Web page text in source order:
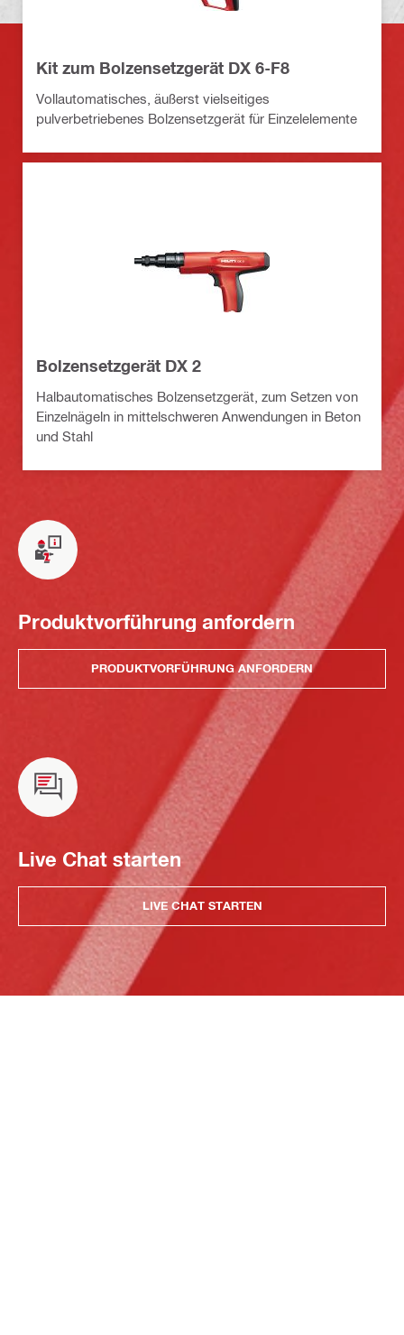
Kit zum Bolzensetzgerät DX 6-F8
Vollautomatisches, äußerst vielseitiges
pulverbetriebenes Bolzensetzgerät für Einzelelemente
Bolzensetzgerät DX 2
Halbautomatisches Bolzensetzgerät, zum Setzen von
Einzelnägeln in mittelschweren Anwendungen in Beton
und Stahl
Produktvorführung anfordern
PRODUKTVORFÜHRUNG ANFORDERN
Live Chat starten
LIVE CHAT STARTEN